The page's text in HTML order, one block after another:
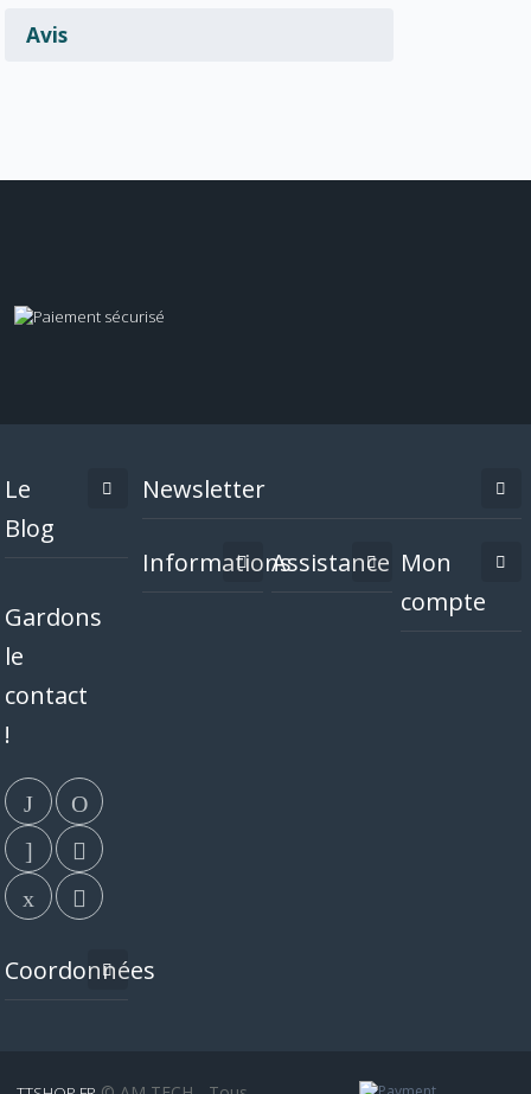
Avis
Le
Blog
Gardons
le
contact
!
Coordonnées
Newsletter
InformationsAssistance Mon
compte